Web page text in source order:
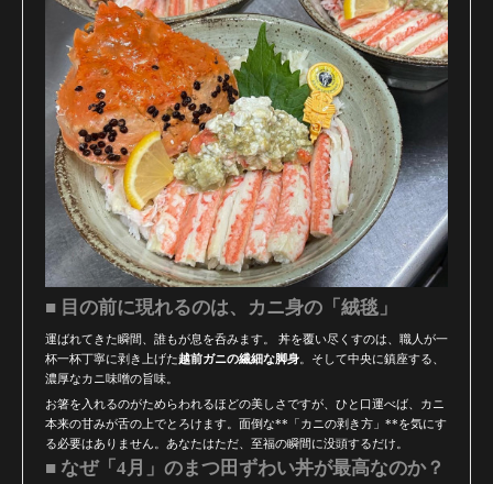
■ 目の前に現れるのは、カニ身の「絨毯」
運ばれてきた瞬間、誰もが息を呑みます。 丼を覆い尽くすのは、職人が一
杯一杯丁寧に剥き上げた越前ガニの繊細な脚身 。そして中央に鎮座する、
濃厚なカニ味噌の旨味。
お箸を入れるのがためらわれるほどの美しさですが、ひと口運べば、カニ
本来の甘みが舌の上でとろけます。面倒な**「カニの剥き方」**を気にす
る必要はありません。あなたはただ、至福の瞬間に没頭するだけ。
■ なぜ「4月」のまつ田ずわい丼が最高なのか？